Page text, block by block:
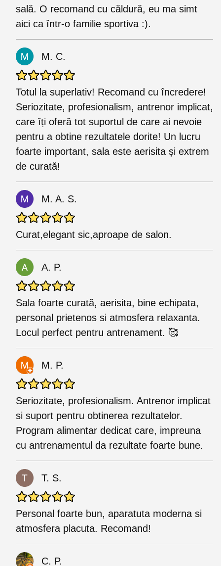
sală. O recomand cu căldură, eu ma simt
aici ca într-o familie sportiva :).
M. C.
Totul la superlativ! Recomand cu încredere!
Seriozitate, profesionalism, antrenor implicat,
care îți oferă tot suportul de care ai nevoie
pentru a obtine rezultatele dorite! Un lucru
foarte important, sala este aerisita și extrem
de curată!
M. A. S.
Curat,elegant sic,aproape de salon.
A. P.
Sala foarte curată, aerisita, bine echipata,
personal prietenos si atmosfera relaxanta.
Locul perfect pentru antrenament. 🥰
M. P.
Seriozitate, profesionalism. Antrenor implicat
si suport pentru obtinerea rezultatelor.
Program alimentar dedicat care, impreuna
cu antrenamentul da rezultate foarte bune.
T. S.
Personal foarte bun, aparatuta moderna si
atmosfera placuta. Recomand!
C. P.